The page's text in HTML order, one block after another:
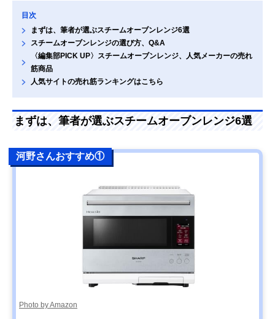
目次
まずは、筆者が選ぶスチームオーブンレンジ6選
スチームオーブンレンジの選び方、Q&A
〈編集部PICK UP〉スチームオーブンレンジ、人気メーカーの売れ
筋商品
人気サイトの売れ筋ランキングはこちら
まずは、筆者が選ぶスチームオーブンレンジ6選
河野さんおすすめ①
Photo by Amazon